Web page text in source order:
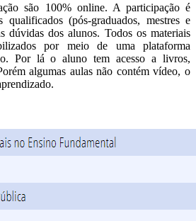
são 100% online. A participação é
qualificados (pós-graduados, mestres e
dúvidas dos alunos. Todos os materiais
por meio de uma plataforma
Por lá o aluno tem acesso a livros,
algumas aulas não contém vídeo, o